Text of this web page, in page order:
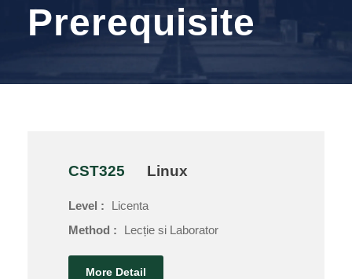
Prerequisite
CST325 Linux
Level :
Licenta
Method :
Lecție si Laborator
More Detail